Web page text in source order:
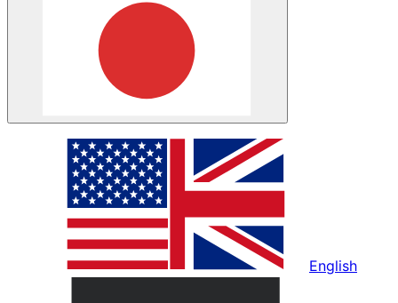
English